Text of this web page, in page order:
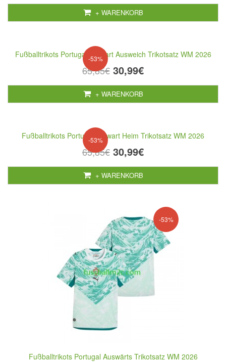
+ WARENKORB
-53%
Fußballtrikots Portugal Torwart Ausweich Trikotsatz WM 2026
65,85€ 30,99€
+ WARENKORB
-53%
Fußballtrikots Portugal Torwart Heim Trikotsatz WM 2026
65,85€ 30,99€
+ WARENKORB
-53%
Fußballtrikots Portugal Auswärts Trikotsatz WM 2026